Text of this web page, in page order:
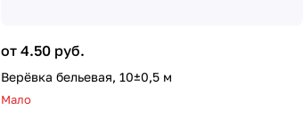
от 4.50 руб.
Верёвка бельевая, 10±0,5 м
Мало